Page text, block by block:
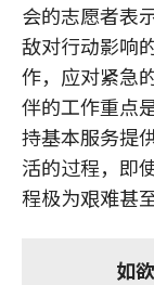
会的志愿者表
敌对行动影响
作，应对紧急
伴的工作重点
持基本服务提
活的过程，即
程极为艰难甚
如